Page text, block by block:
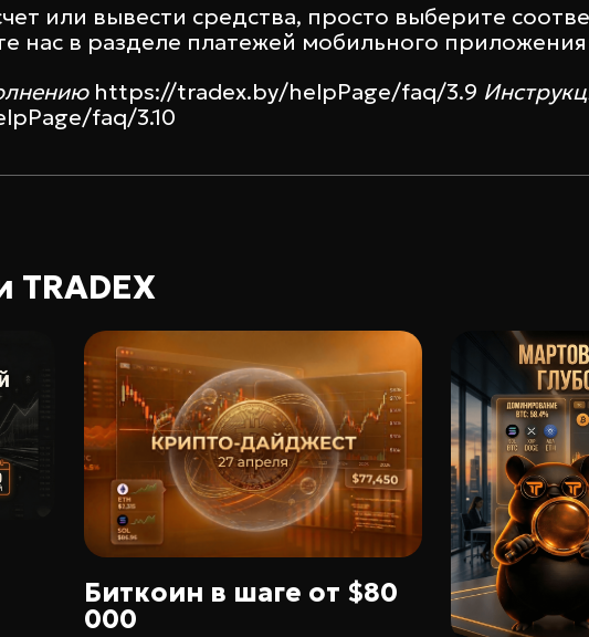
или вывести средства, просто выберите
нас в разделе платежей мобильного
https://tradex.by/helpPage/faq/3.9
faq/3.10
TRADEX
Биткоин в шаге от $80
000